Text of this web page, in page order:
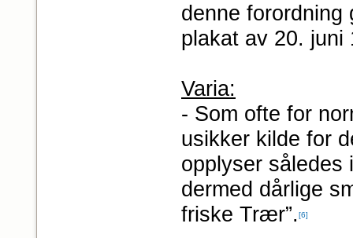
denne forordning
plakat av 20.
Varia:
- Som ofte for
usikker kilde for
opplyser således
dermed dårlige
friske Trær”. [6]